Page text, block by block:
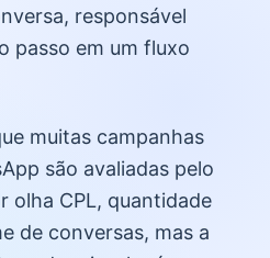
responsável
passo em um fluxo
muitas campanhas
são avaliadas pelo
olha CPL, quantidade
de conversas, mas a